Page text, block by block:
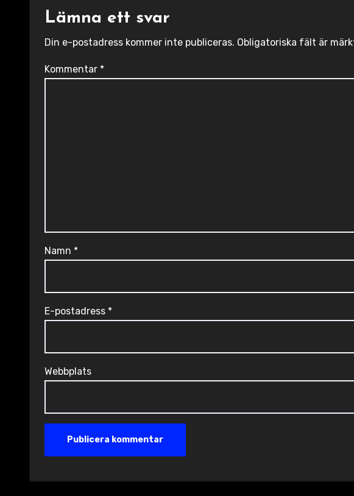
Lämna ett svar
Din e-postadress kommer inte publiceras. Obligatoriska fält är
Kommentar *
Namn *
E-postadress *
Webbplats